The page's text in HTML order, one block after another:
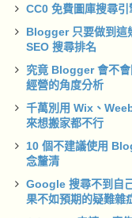
CC0 免費圖庫搜尋引
Blogger 只要做到這
SEO 搜尋排名
究竟 Blogger 會不
經營的角度分析
千萬別用 Wix、
來想搬家都不行
10 個不建議使用
念釐清
Google 搜尋不到自
果不如預期的疑難雜